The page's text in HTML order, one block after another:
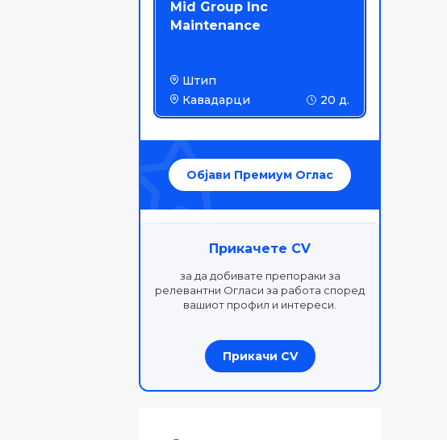
Mid Group Inc
Maintenance
Штип
Кавадарци
20 д.
Објави Премиум Оглас
Прикачете CV
за да добивате препораки за
релевантни Огласи за работа според
вашиот профил и интереси.
Прикачи CV